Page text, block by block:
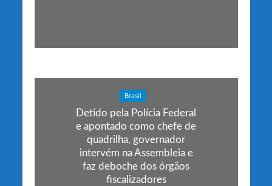
Brasil
Detido pela Polícia Federal
e apontado como chefe de
quadrilha, governador
intervém na Assembleia e
faz deboche dos órgãos
fiscalizadores